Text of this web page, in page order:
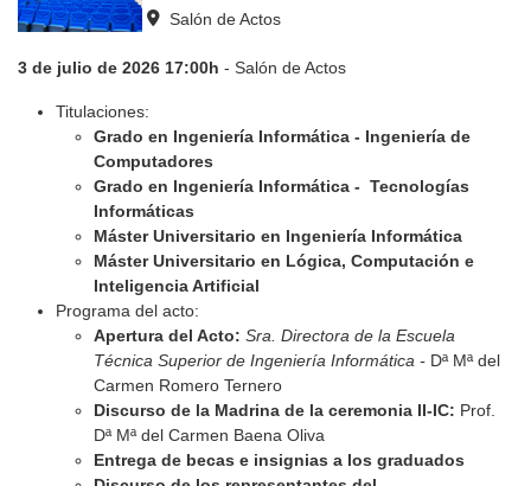
Salón de Actos
3 de julio de 2026 17:00h - Salón de Actos
Titulaciones:
Grado en Ingeniería Informática - Ingeniería de
Computadores
Grado en Ingeniería Informática - Tecnologías
Informáticas
Máster Universitario en Ingeniería Informática
Máster Universitario en Lógica, Computación e
Inteligencia Artificial
Programa del acto:
Apertura del Acto: Sra. Directora de la Escuela
Técnica Superior de Ingeniería Informática - Dª Mª del
Carmen Romero Ternero
Discurso de la Madrina de la ceremonia II-IC: Prof.
Dª Mª del Carmen Baena Oliva
Entrega de becas e insignias a los graduados